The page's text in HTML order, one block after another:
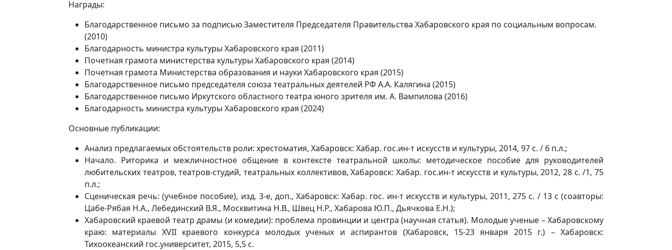
Награды:
Благодарственное письмо за подписью Заместителя Председателя Правительства Хабаровского края по социальным вопросам.
(2010)
Благодарность министра культуры Хабаровского края (2011)
Почетная грамота министерства культуры Хабаровского края (2014)
Почетная грамота Министерства образования и науки Хабаровского края (2015)
Благодарственное письмо председателя союза театральных деятелей РФ А.А. Калягина (2015)
Благодарственное письмо Иркутского областного театра юного зрителя им. А. Вампилова (2016)
Благодарность министра культуры Хабаровского края (2024)
Основные публикации:
Анализ предлагаемых обстоятельств роли: хрестоматия, Хабаровск: Хабар. гос.ин-т искусств и культуры, 2014, 97 с. / 6 п.л.;
Начало. Риторика и межличностное общение в контексте театральной школы: методическое пособие для руководителей
любительских театров, театров-студий, театральных коллективов, Хабаровск: Хабар. гос.ин-т искусств и культуры, 2012, 28 с. /1, 75
п.л.;
Сценическая речь: (учебное пособие), изд. 3-е, доп., Хабаровск: Хабар. гос. ин-т искусств и культуры, 2011, 275 с. / 13 с (соавторы:
Цабе-Рябая Н.А., Лебединский В.Я., Москвитина Н.В., Швец Н.Р., Хабарова Ю.П., Дьячкова Е.Н.);
Хабаровский краевой театр драмы (и комедии): проблема провинции и центра (научная статья). Молодые ученые – Хабаровскому
краю: материалы XVII краевого конкурса молодых ученых и аспирантов (Хабаровск, 15-23 января 2015 г.) – Хабаровск:
Тихоокеанский гос.университет, 2015, 5,5 с.